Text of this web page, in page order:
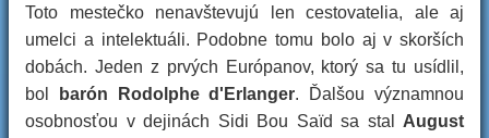
Toto mestečko nenavštevujú len cestovatelia, ale aj
umelci a intelektuáli. Podobne tomu bolo aj v skorších
dobách. Jeden z prvých Európanov, ktorý sa tu usídlil,
bol
barón Rodolphe d'Erlanger. Ďalšou významnou
osobnosťou v dejinách Sidi Bou Saïd sa stal August